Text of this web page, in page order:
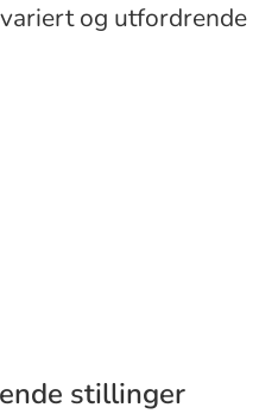
og utfordrende
stillinger